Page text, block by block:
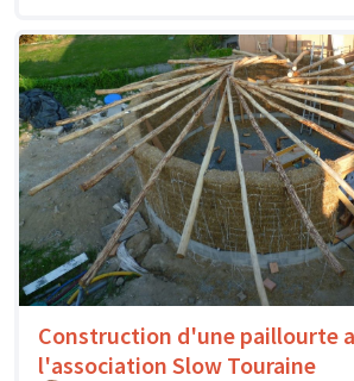
Construction d'une paillourte
l'association Slow Touraine